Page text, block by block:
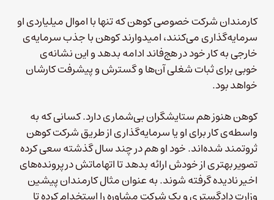
کارمندان شرکت خصوصی کوهن که تنها با اموال میلیاردی او
سرمایه‌گذاری می‌کنند، امیدوارند کوهن با جذب سرمایه‌ی
خارجی به کار خود در هج‌فاند ادامه بدهد و این نشانه‌ی
خوبی برای ثبات شغلی آن‌ها و گسترش و پیشرفت کارشان
خواهد بود.
کوهن هنوز هم ستایشگران بی‌شماری دارد. کسانی که به
واسطه‌ی کار برای او یا سرمایه‌گذاری از طریق شرکت کوهن
ثروتمند شده‌اند. خود او همدر چند سال گذشته سعی کرده
تصویر بهتری از خودش ارائه بدهد تا اتهاماتش در پرونده‌های
اخیر نادیده گرفته شوند. به عنوان مثال کارمندان پیشین
وزارت دادگستری و یک شرکت مشاوره را استخدام کرده تا